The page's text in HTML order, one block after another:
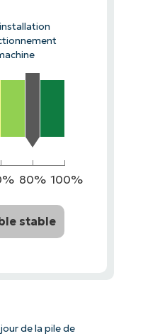
80% 100%
stable
de la pile de